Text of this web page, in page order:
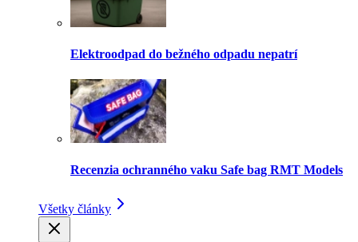
Elektroodpad do bežného odpadu nepatrí
Recenzia ochranného vaku Safe bag RMT Models
Všetky články